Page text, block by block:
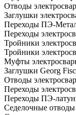
Отводы
Заглушки
Переходы ПЭ-
Переходы
Тройники
Тройники
Муфты
Заглушки Georg
Отводы
Переходы
Переходы ПЭ-
Седелочные отводы